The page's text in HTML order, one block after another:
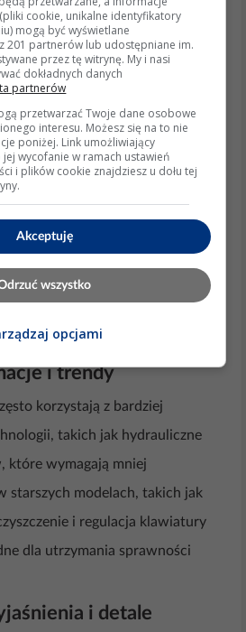
składa się z dźwigni, które
rozrządu na zawory.
powodować zwiększone tarcie,
zaworów. W skrajnych
do uszkodzenia silnika.
zaworowej jest częścią
silnika. W przypadku Fiata 125p,
regularna konserwacja jest
i trendy
korzystają z bardziej
takich jak hydrauliczne
które wymagają mniej
starszych modelach, takich jak
i regulacja klawiatury
dla utrzymania sprawności
i detale
cookie, unikalne identyfikatory
mogą być wyświetlane
201 partnerów lub udostępniane im.
przez tę witrynę. My i nasi
dokładnych danych
partnerów
przetwarzać Twoje dane osobowe
interesu. Możesz się na to nie
poniżej. Link umożliwiający
wycofanie w ramach ustawień
i plików cookie znajdziesz u dołu tej
Akceptuję
wszystko
opcjami